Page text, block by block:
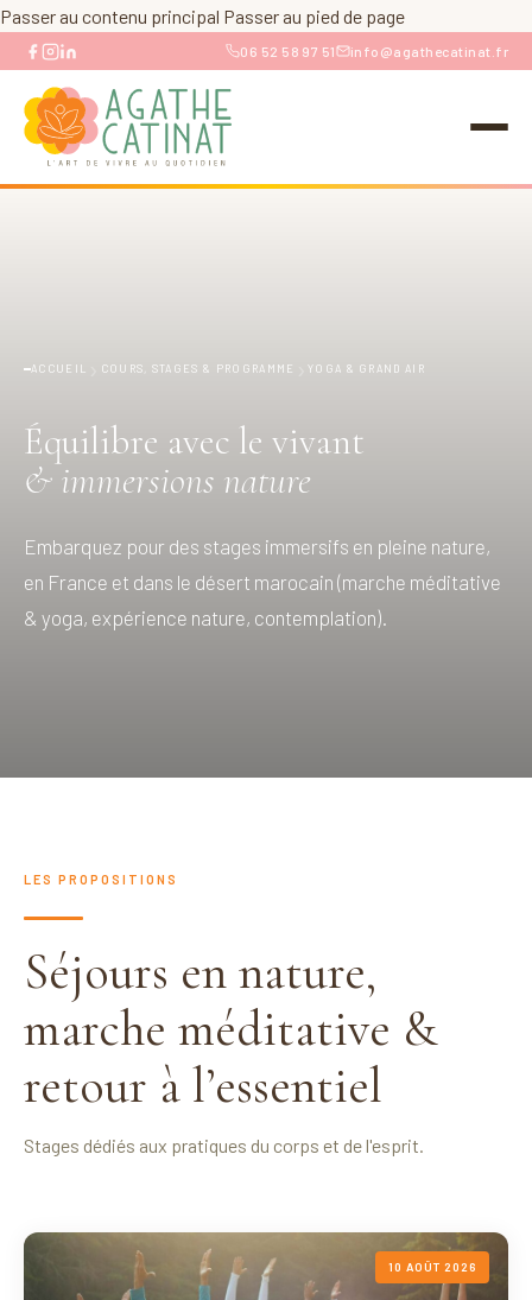
Passer au contenu principal Passer au pied de page
06 52 58 97 51 info@agathecatinat.fr
ACCUEIL COURS, STAGES & PROGRAMME YOGA & GRAND AIR
Équilibre avec le vivant
& immersions nature
Embarquez pour des stages immersifs en pleine nature,
en France et dans le désert marocain (marche méditative
& yoga, expérience nature, contemplation).
LES PROPOSITIONS
Séjours en nature,
marche méditative &
retour à l’essentiel
Stages dédiés aux pratiques du corps et de l'esprit.
10 AOÛT 2026